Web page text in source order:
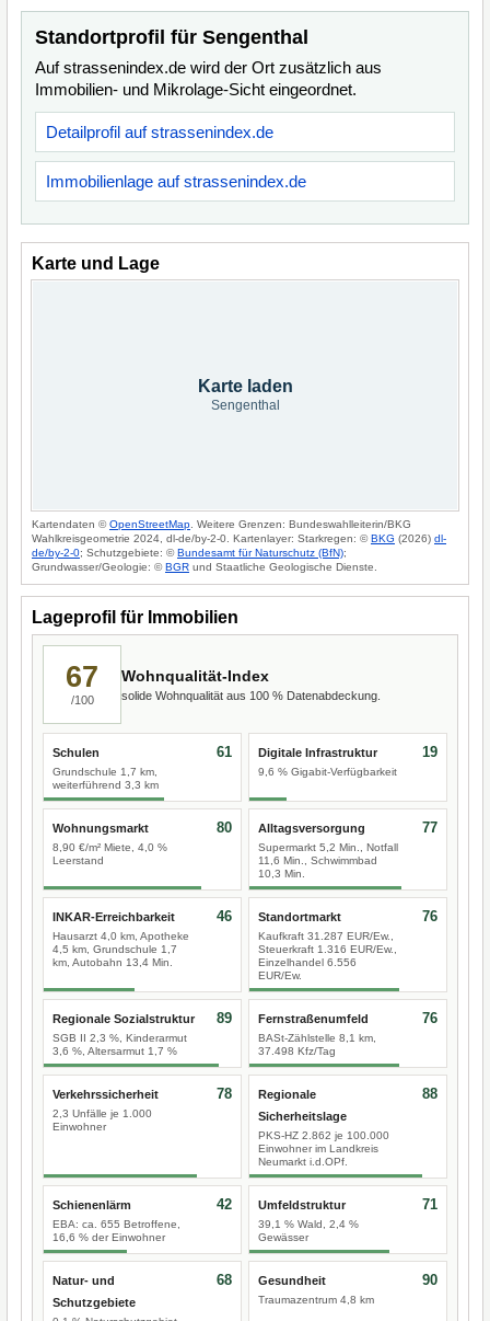
Standortprofil für Sengenthal
Auf strassenindex.de wird der Ort zusätzlich aus
Immobilien- und Mikrolage-Sicht eingeordnet.
Detailprofil auf strassenindex.de
Immobilienlage auf strassenindex.de
Karte und Lage
Karte laden
Sengenthal
Kartendaten ©OpenStreetMap . Weitere Grenzen: Bundeswahlleiterin/BKG
Wahlkreisgeometrie 2024, dl-de/by-2-0. Kartenlayer: Starkregen: ©BKG (2026) dl-
de/by-2-0; Schutzgebiete: ©Bundesamt für Naturschutz (BfN);
Grundwasser/Geologie: ©BGR und Staatliche Geologische Dienste.
Lageprofil für Immobilien
67
/100
Wohnqualität-Index
solide Wohnqualität aus 100 % Datenabdeckung.
Schulen
Grundschule 1,7 km,
weiterführend 3,3 km
61 Digitale Infrastruktur
9,6 % Gigabit-Verfügbarkeit
19
Wohnungsmarkt
8,90 €/m² Miete, 4,0 %
Leerstand
80 Alltagsversorgung
Supermarkt 5,2 Min., Notfall
11,6 Min., Schwimmbad
10,3 Min.
77
INKAR-Erreichbarkeit
Hausarzt 4,0 km, Apotheke
4,5 km, Grundschule 1,7
km, Autobahn 13,4 Min.
46 Standortmarkt
Kaufkraft 31.287 EUR/Ew.,
Steuerkraft 1.316 EUR/Ew.,
Einzelhandel 6.556
EUR/Ew.
76
Regionale Sozialstruktur
SGB II 2,3 %, Kinderarmut
3,6 %, Altersarmut 1,7 %
89 Fernstraßenumfeld
BASt-Zählstelle 8,1 km,
37.498 Kfz/Tag
76
Verkehrssicherheit
2,3 Unfälle je 1.000
Einwohner
78
Regionale
Sicherheitslage
PKS-HZ 2.862 je 100.000
Einwohner im Landkreis
Neumarkt i.d.OPf.
88
Schienenlärm
EBA: ca. 655 Betroffene,
16,6 % der Einwohner
42 Umfeldstruktur
39,1 % Wald, 2,4 %
Gewässer
71
Natur- und
Schutzgebiete
68 Gesundheit
Traumazentrum 4,8 km
90